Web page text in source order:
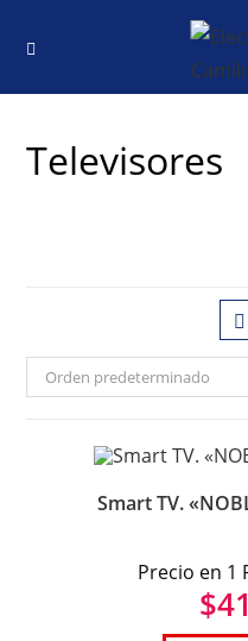
Televisores
Orden predeterminado
Smart TV.
Precio en 1
$